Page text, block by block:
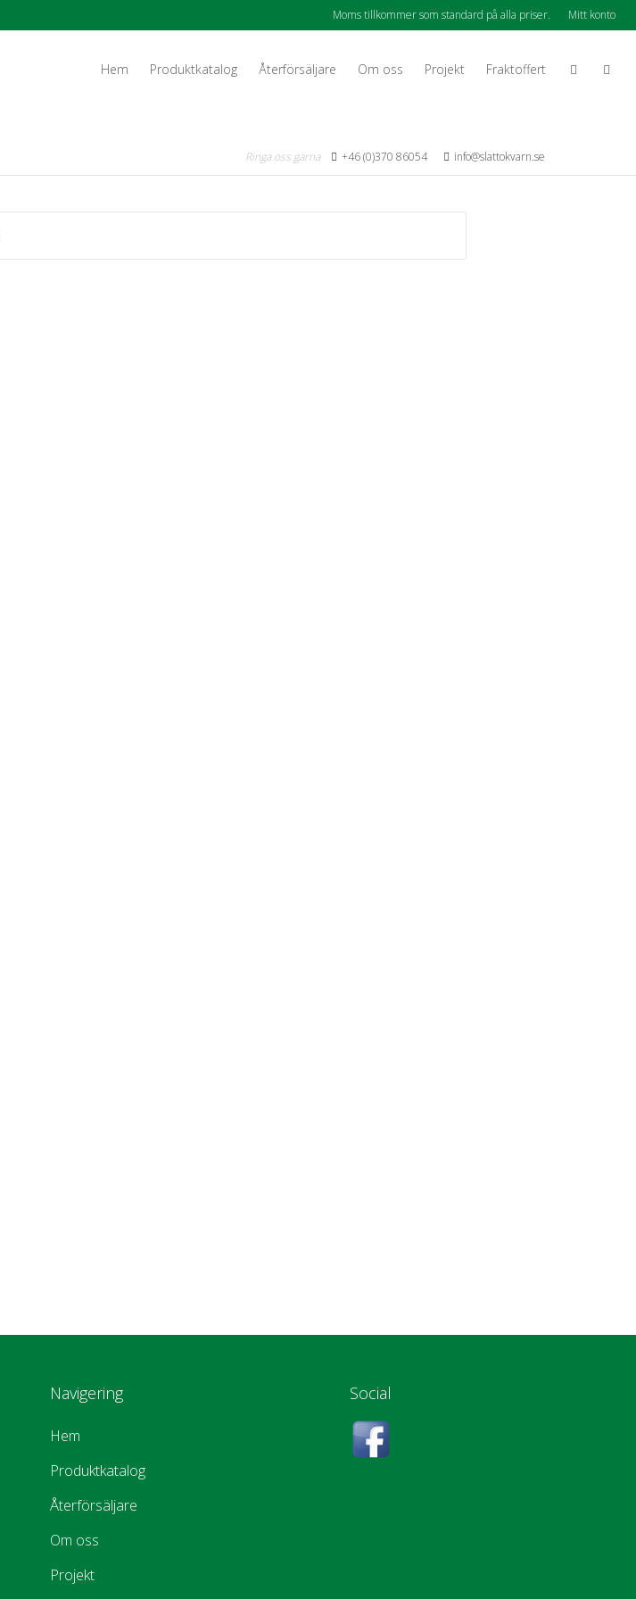
Moms tillkommer som standard på alla priser. Mitt konto
Hem Produktkatalog Återförsäljare Om oss Projekt Fraktoffert
Ringa oss gärna +46 (0)370 86054 info@slattokvarn.se
Navigering
Hem
Produktkatalog
Återförsäljare
Om oss
Projekt
Social